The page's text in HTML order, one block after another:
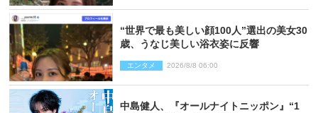
“世界で最も美しい顔100人”選出の美女30
歳、うなじ美しい浴衣姿に反響
エンタメ 2026/8/8 06:00
中島健人、『オールナイトニッポン』“1